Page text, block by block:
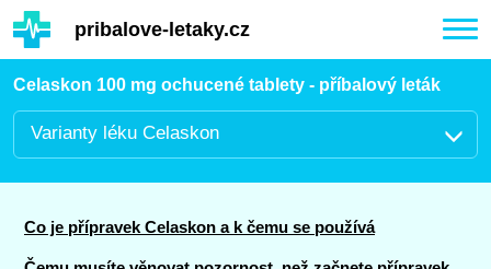
Hauptinhalt
pribalove-letaky.cz
Celaskon 100 mg ochucené tablety - příbalový leták
Varianty léku Celaskon
Co je přípravek Celaskon a k čemu se používá